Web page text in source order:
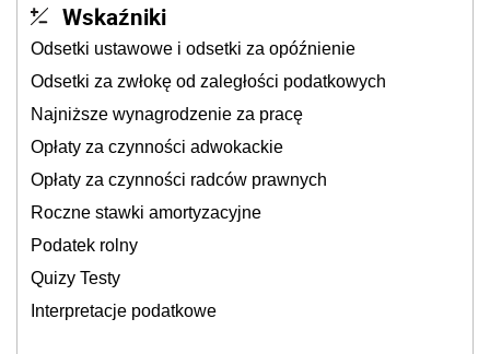
Wskaźniki
Odsetki ustawowe i odsetki za opóźnienie
Odsetki za zwłokę od zaległości podatkowych
Najniższe wynagrodzenie za pracę
Opłaty za czynności adwokackie
Opłaty za czynności radców prawnych
Roczne stawki amortyzacyjne
Podatek rolny
Quizy Testy
Interpretacje podatkowe